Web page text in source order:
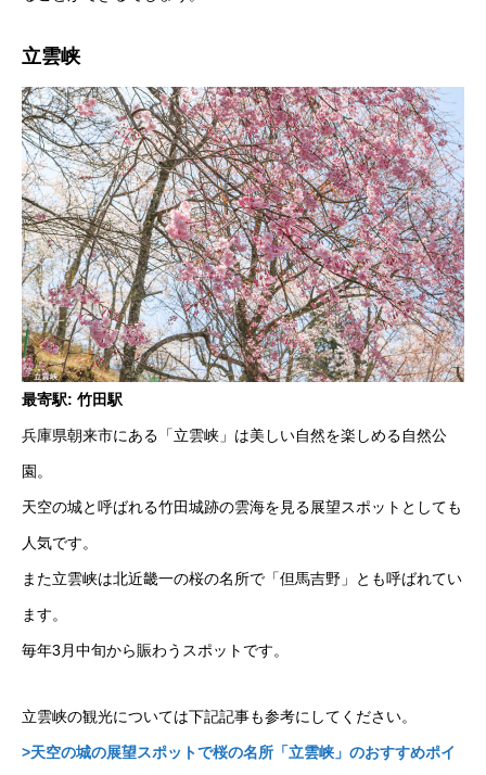
立雲峡
最寄駅: 竹田駅
兵庫県朝来市にある「立雲峡」は美しい自然を楽しめる自然公
園。
天空の城と呼ばれる竹田城跡の雲海を見る展望スポットとしても
人気です。
また立雲峡は北近畿一の桜の名所で「但馬吉野」とも呼ばれてい
ます。
毎年3月中旬から賑わうスポットです。
立雲峡の観光については下記記事も参考にしてください。
>天空の城の展望スポットで桜の名所「立雲峡」のおすすめポイ